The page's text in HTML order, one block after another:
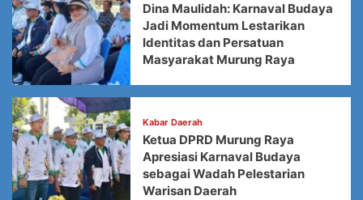
Dina Maulidah: Karnaval Budaya
Jadi Momentum Lestarikan
Identitas dan Persatuan
Masyarakat Murung Raya
Kabar Daerah
Ketua DPRD Murung Raya
Apresiasi Karnaval Budaya
sebagai Wadah Pelestarian
Warisan Daerah